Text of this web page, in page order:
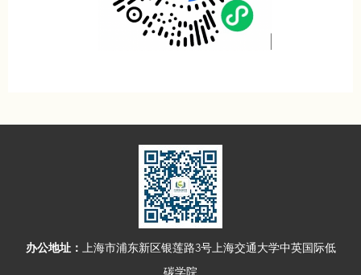
办公地址： 上海市浦东新区银莲路3号上海交通大学中英国际低
碳学院